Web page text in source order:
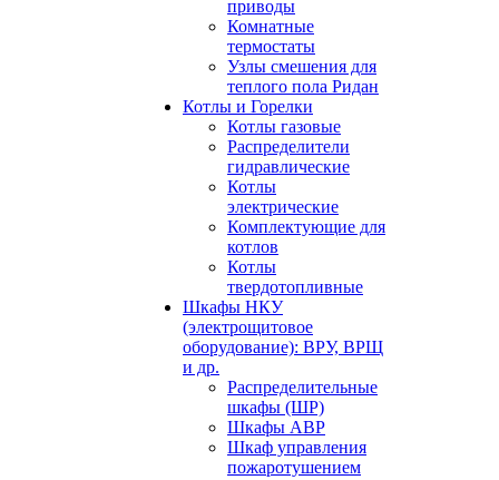
приводы
Комнатные
термостаты
Узлы смешения для
теплого пола Ридан
Котлы и Горелки
Котлы газовые
Распределители
гидравлические
Котлы
электрические
Комплектующие для
котлов
Котлы
твердотопливные
Шкафы НКУ
(электрощитовое
оборудование): ВРУ, ВРЩ
и др.
Распределительные
шкафы (ШР)
Шкафы АВР
Шкаф управления
пожаротушением